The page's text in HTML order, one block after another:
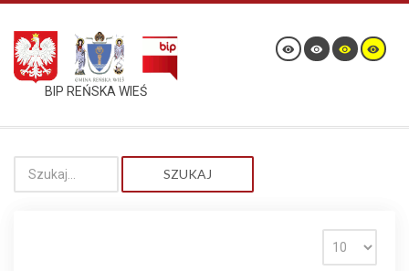
BIP REŃSKA WIEŚ
SZUKAJ